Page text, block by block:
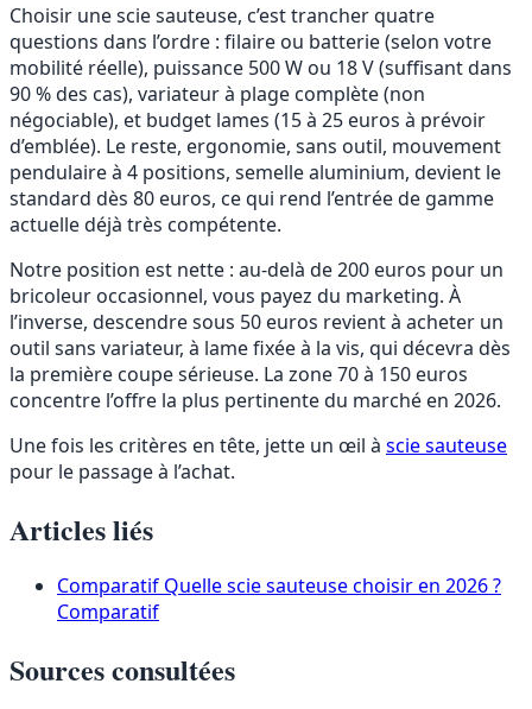
Choisir une scie sauteuse, c’est trancher quatre
questions dans l’ordre : filaire ou batterie (selon votre
mobilité réelle), puissance 500 W ou 18 V (suffisant dans
90 % des cas), variateur à plage complète (non
négociable), et budget lames (15 à 25 euros à prévoir
d’emblée). Le reste, ergonomie, sans outil, mouvement
pendulaire à 4 positions, semelle aluminium, devient le
standard dès 80 euros, ce qui rend l’entrée de gamme
actuelle déjà très compétente.
Notre position est nette : au-delà de 200 euros pour un
bricoleur occasionnel, vous payez du marketing. À
l’inverse, descendre sous 50 euros revient à acheter un
outil sans variateur, à lame fixée à la vis, qui décevra dès
la première coupe sérieuse. La zone 70 à 150 euros
concentre l’offre la plus pertinente du marché en 2026.
Une fois les critères en tête, jette un œil à scie sauteuse
pour le passage à l’achat.
Articles liés
Comparatif Quelle scie sauteuse choisir en 2026 ?
Comparatif
Sources consultées